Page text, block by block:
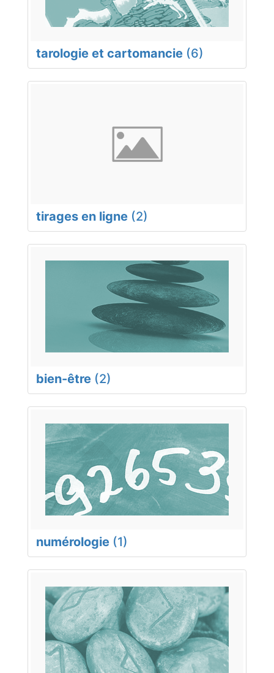
tarologie et cartomancie (6)
tirages en ligne (2)
bien-être (2)
numérologie (1)